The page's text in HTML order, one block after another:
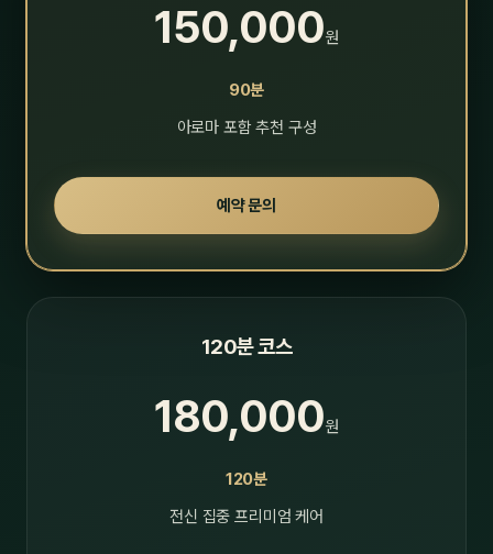
150,000원
90분
아로마 포함 추천 구성
예약 문의
120분 코스
180,000원
120분
전신 집중 프리미엄 케어